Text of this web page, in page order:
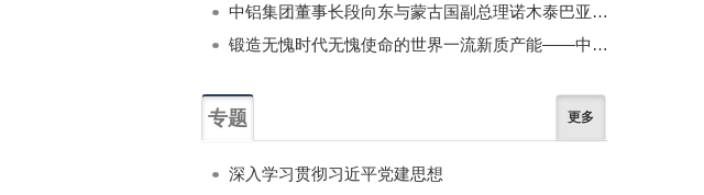
中铝集团董事长段向东与蒙古国副总理诺木泰巴亚尔举行会谈
锻造无愧时代无愧使命的世界一流新质产能——中国有色金属工业的战略应对与破局之道（二）
专题 更多
深入学习贯彻习近平党建思想